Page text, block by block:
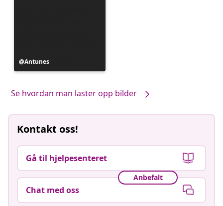
Innlegg
publisert
Antunes
Se hvordan man laster opp bilder
Kontakt oss!
Gå til hjelpesenteret
Anbefalt
Chat med oss